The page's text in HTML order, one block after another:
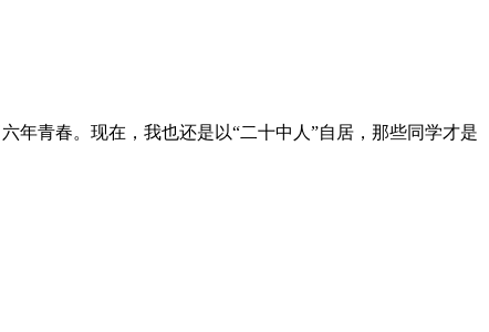
年青春。现在，我也还是以“二十中人”自居，那些同学才是